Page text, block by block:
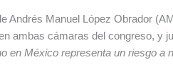
Andrés Manuel López Obrador
ambas cámaras del congreso, y
en México representa un riesgo a